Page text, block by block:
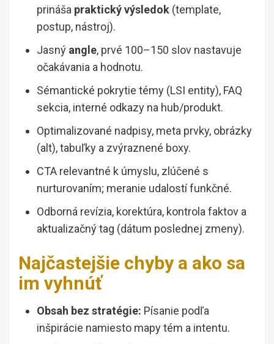
prináša praktický výsledok (template,
postup, nástroj).
Jasný angle, prvé 100–150 slov nastavuje
očakávania a hodnotu.
Sémantické pokrytie témy (LSI entity), FAQ
sekcia, interné odkazy na hub/produkt.
Optimalizované nadpisy, meta prvky, obrázky
(alt), tabuľky a zvýraznené boxy.
CTA relevantné k úmyslu, zlúčené s
nurturovaním; meranie udalostí funkčné.
Odborná revízia, korektúra, kontrola faktov a
aktualizačný tag (dátum poslednej zmeny).
Najčastejšie chyby a ako sa
im vyhnúť
Obsah bez stratégie: Písanie podľa
inšpirácie namiesto mapy tém a intentu.